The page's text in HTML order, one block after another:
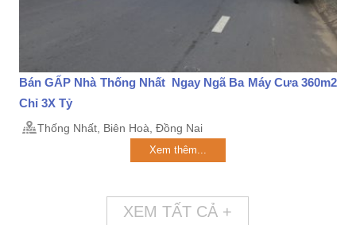
Bán GẤP Nhà Thống Nhất Ngay Ngã Ba Máy Cưa 360m2
Chỉ 3X Tỷ
Thống Nhất, Biên Hoà, Đồng Nai
Xem thêm...
XEM TẤT CẢ +